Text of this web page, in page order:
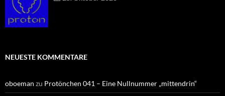
NEUESTE KOMMENTARE
oboeman zu Protönchen 041 – Eine Nullnummer „mittendrin“